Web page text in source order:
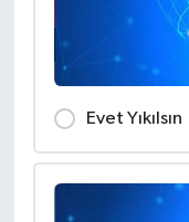
Evet Yıkılsın
İLÇE
KSÜ